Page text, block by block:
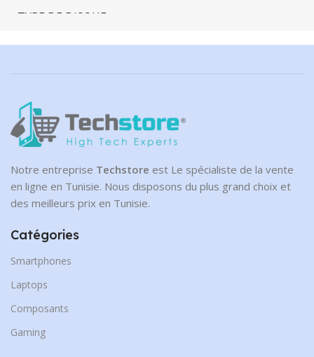
TYPE DE DISQUE
2 To
Notre entreprise Techstore est Le spécialiste de la vente
en ligne en Tunisie. Nous disposons du plus grand choix et
des meilleurs prix en Tunisie.
Catégories
Smartphones
Laptops
Composants
Gaming